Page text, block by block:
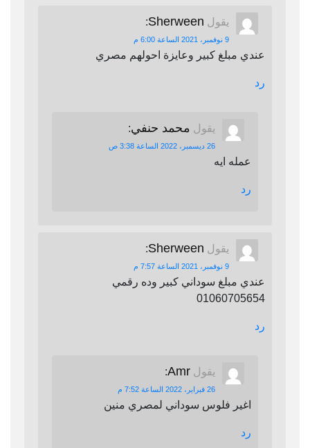
يقول Sherween
:
9 نوفمبر، 2021 الساعة 6:00 م
عندي مبلغ كبير وعايزة احولهم مصري
رد
يقول محمد حنفي:
26 ديسمبر، 2022 الساعة 3:38 ص
عمله ايه
رد
يقول Sherween
:
9 نوفمبر، 2021 الساعة 7:57 م
عندي مبلغ سوداني كبير وده رقمي
01060705654
رد
يقول Amr
:
26 فبراير، 2022 الساعة 7:52 م
اغير فلوس سوداني لمصري منين
رد